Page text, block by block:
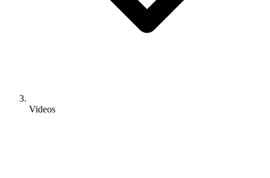
Videos